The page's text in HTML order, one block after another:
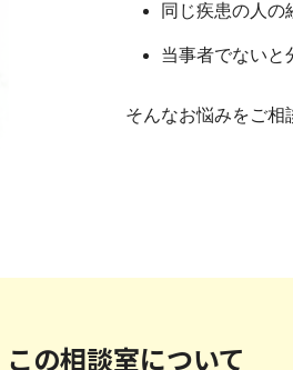
同じ疾患の人の
当事者でないと
そんなお悩みをご相
この相談室について